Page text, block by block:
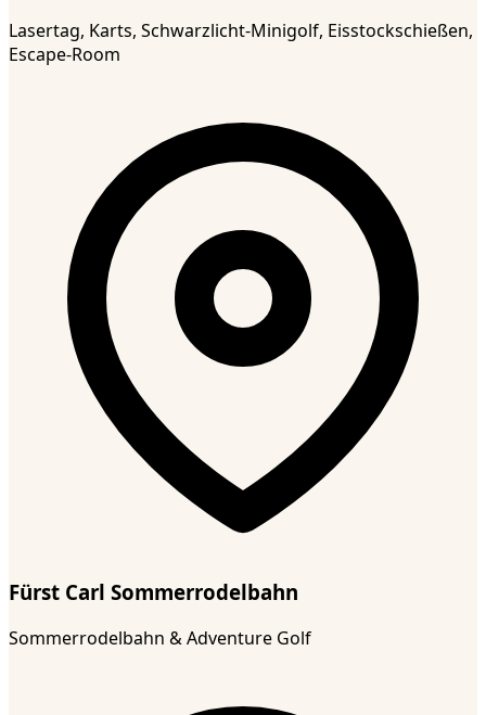
Lasertag, Karts, Schwarzlicht-Minigolf, Eisstockschießen,
Escape-Room
Fürst Carl Sommerrodelbahn
Sommerrodelbahn & Adventure Golf